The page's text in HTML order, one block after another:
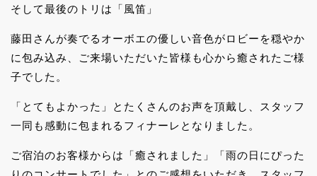
そして最後のトリは「風笛」
藤田さんが奏でるオーボエの優しい音色がロビーを穏やか
に包み込み、ご来場いただいた皆様も心から癒されたご様
子でした。
「とてもよかった」とたくさんのお声を頂戴し、スタッフ
一同も感動に包まれるフィナーレとなりました。
ご宿泊のお客様からは「癒されました」「雨の日にぴった